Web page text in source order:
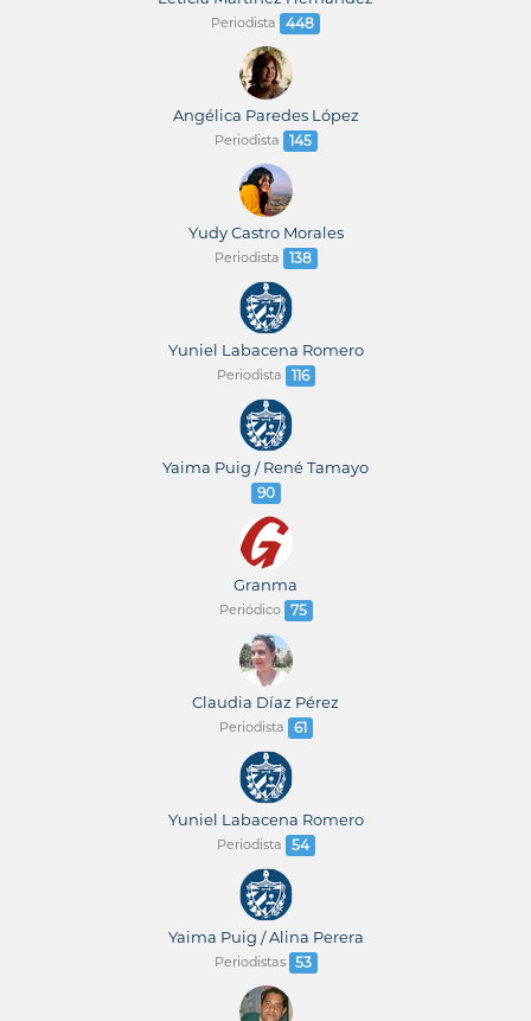
Periodista 448
Angélica Paredes López
Periodista 145
Yudy Castro Morales
Periodista 138
Yuniel Labacena Romero
Periodista 116
Yaima Puig / René Tamayo
90
Granma
Periódico 75
Claudia Díaz Pérez
Periodista 61
Yuniel Labacena Romero
Periodista 54
Yaima Puig / Alina Perera
Periodistas 53